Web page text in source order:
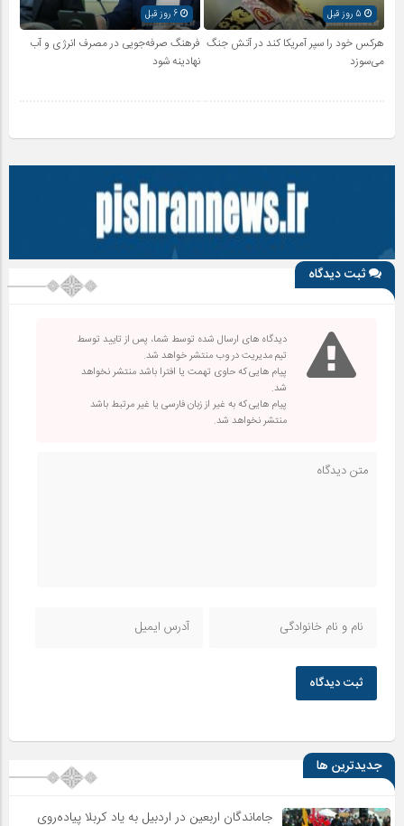
هرکس خود را سپر آمریکا کند در آتش جنگ
می‌سوزد
فرهنگ صرفه‌جویی در مصرف انرژی و آب
نهادینه شود
ثبت دیدگاه
دیدگاه های ارسال شده توسط شما، پس از تایید توسط
تیم مدیریت در وب منتشر خواهد شد.
پیام هایی که حاوی تهمت یا افترا باشد منتشر نخواهد
شد.
پیام هایی که به غیر از زبان فارسی یا غیر مرتبط باشد
منتشر نخواهد شد.
ثبت دیدگاه
جدیدترین ها
جاماندگان اربعین در اردبیل به یاد کربلا پیاده‌روی